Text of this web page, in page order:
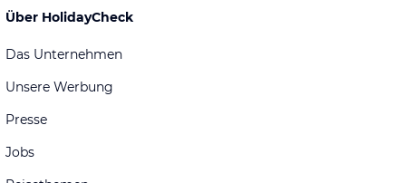
Über HolidayCheck
Das Unternehmen
Unsere Werbung
Presse
Jobs